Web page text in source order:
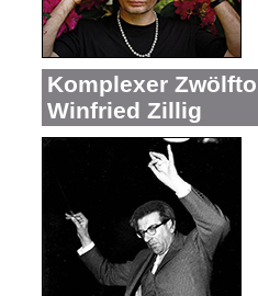
Komplexer
Winfried Zillig